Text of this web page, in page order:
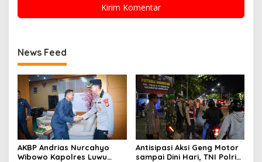
News Feed
AKBP Andrias Nurcahyo
Wibowo Kapolres Luwu
Antisipasi Aksi Geng Motor
sampai Dini Hari, TNI Polri